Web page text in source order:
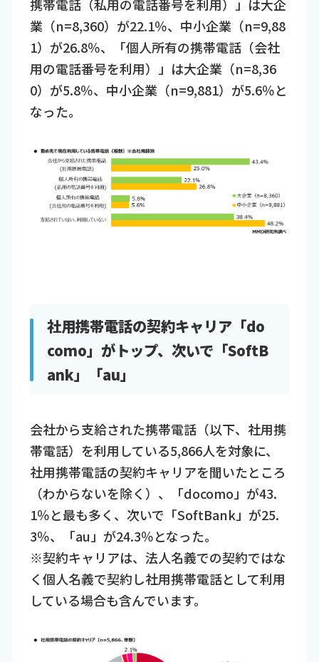
携帯電話（私用の電話番号を利用）」は大企
業（n=8,360）が22.1％、中小企業（n=9,88
1）が26.8％、「個人所有の携帯電話（会社
用の電話番号を利用）」は大企業（n=8,36
0）が5.8％、中小企業（n=9,881）が5.6％と
なった。
社用携帯電話の契約キャリア「do
como」がトップ、次いで「SoftB
ank」「au」
会社から支給された携帯電話（以下、社用携
帯電話）を利用している5,866人を対象に、
社用携帯電話の契約キャリアを聞いたところ
（わからないを除く）、「docomo」が43.
1％と最も多く、次いで「SoftBank」が25.
3％、「au」が24.3％となった。
※契約キャリアは、法人名義での契約ではな
く個人名義で契約し社用携帯電話として利用
している場合も含んでいます。